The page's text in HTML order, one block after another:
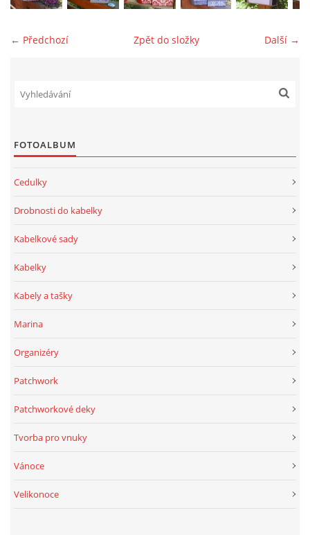
← Předchozí Další →
Zpět do složky
FOTOALBUM
Cedulky
Drobnosti do kabelky
Kabelkové sady
Kabelky
Kabely a tašky
Marina
Organizéry
Patchwork
Patchworkové deky
Tvorba pro vnuky
Vánoce
Velikonoce